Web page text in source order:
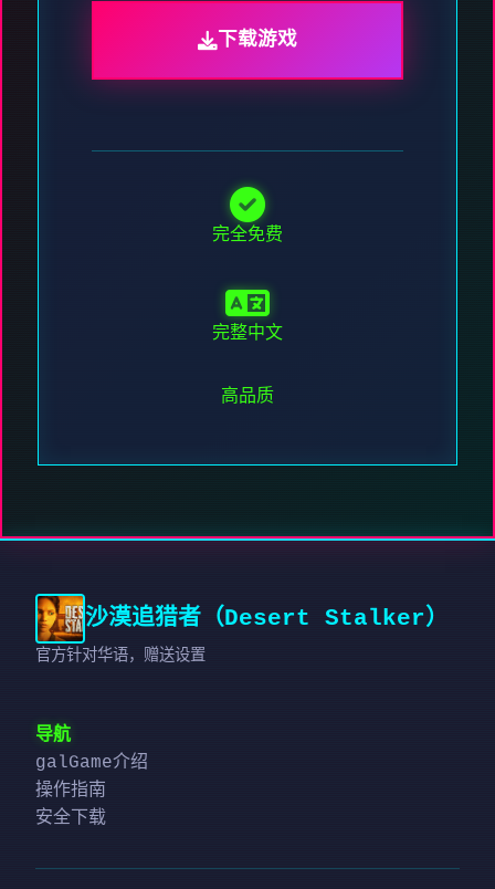
下载游戏
完全免费
完整中文
高品质
沙漠追猎者（Desert Stalker）
官方针对华语，赠送设置
导航
galGame介绍
操作指南
安全下载